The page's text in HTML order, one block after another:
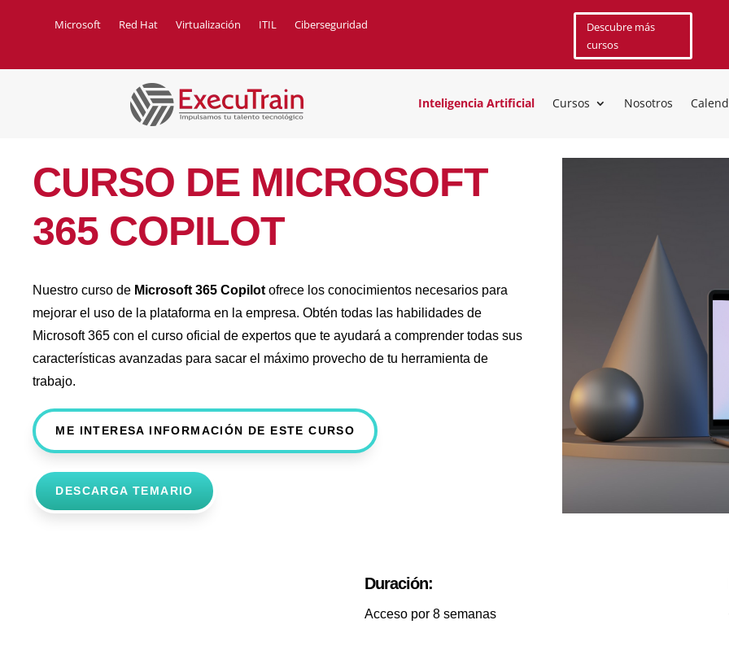
Microsoft Red Hat Virtualización ITIL Ciberseguridad
Descubre más
cursos
Inteligencia Artificial Cursos Nosotros
CURSO DE MICROSOFT
365 COPILOT
Nuestro curso de Microsoft 365 Copilot ofrece los conocimientos necesarios para
mejorar el uso de la plataforma en la empresa. Obtén todas las habilidades de
Microsoft 365 con el curso oficial de expertos que te ayudará a comprender todas sus
características avanzadas para sacar el máximo provecho de tu herramienta de
trabajo.
ME INTERESA INFORMACIÓN DE ESTE CURSO
DESCARGA TEMARIO
Duración:
Acceso por 8 semanas